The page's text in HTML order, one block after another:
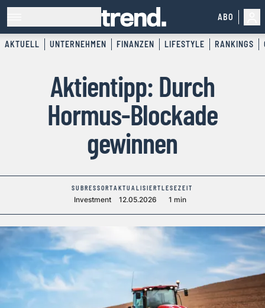
ABO
AKTUELL UNTERNEHMEN FINANZEN LIFESTYLE RANKINGS
Aktientipp: Durch
Hormus-Blockade
gewinnen
SUBRESSORT
Investment
AKTUALISIERT
12.05.2026
LESEZEIT
1 min